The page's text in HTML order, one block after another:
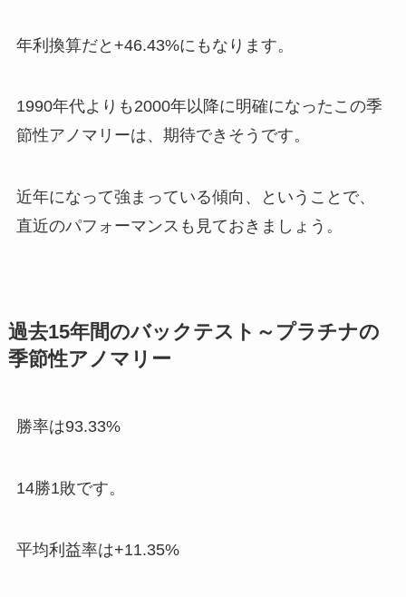
年利換算だと+46.43%にもなります。
1990年代よりも2000年以降に明確になったこの季
節性アノマリーは、期待できそうです。
近年になって強まっている傾向、ということで、
直近のパフォーマンスも見ておきましょう。
過去15年間のバックテスト～プラチナの
季節性アノマリー
勝率は93.33%
14勝1敗です。
平均利益率は+11.35%